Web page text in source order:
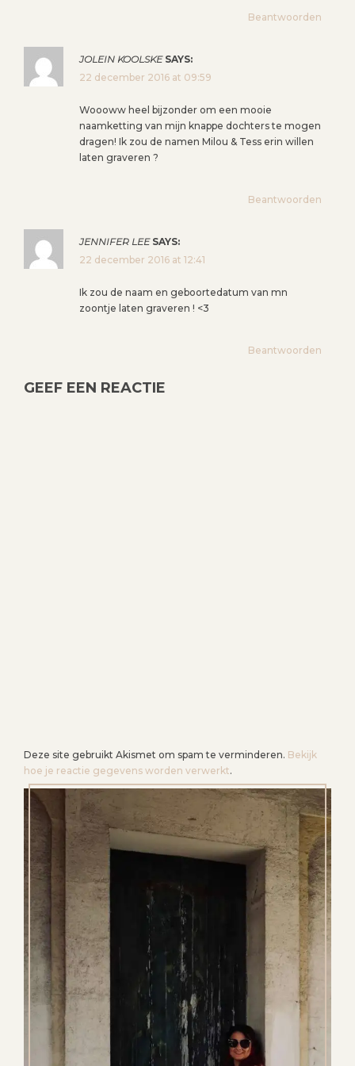
Beantwoorden
JOLEIN KOOLSKE SAYS:
22 december 2016 at 09:59
Woooww heel bijzonder om een mooie
naamketting van mijn knappe dochters te mogen
dragen! Ik zou de namen Milou & Tess erin willen
laten graveren ?
Beantwoorden
JENNIFER LEE SAYS:
22 december 2016 at 12:41
Ik zou de naam en geboortedatum van mn
zoontje laten graveren ! <3
Beantwoorden
GEEF EEN REACTIE
Deze site gebruikt Akismet om spam te verminderen. Bekijk
hoe je reactie gegevens worden verwerkt.